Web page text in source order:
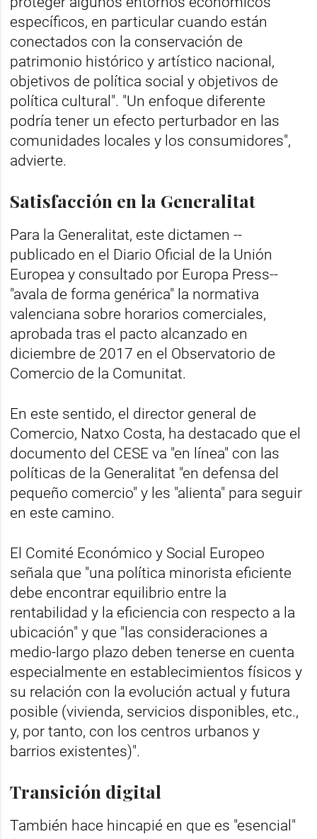
específicos, en particular cuando están
conectados con la conservación de
patrimonio histórico y artístico nacional,
objetivos de política social y objetivos de
política cultural". "Un enfoque diferente
podría tener un efecto perturbador en las
comunidades locales y los consumidores",
advierte.
Satisfacción en la Generalitat
Para la Generalitat, este dictamen --
publicado en el Diario Oficial de la Unión
Europea y consultado por Europa Press--
"avala de forma genérica" la normativa
valenciana sobre horarios comerciales,
aprobada tras el pacto alcanzado en
diciembre de 2017 en el Observatorio de
Comercio de la Comunitat.
En este sentido, el director general de
Comercio, Natxo Costa, ha destacado que el
documento del CESE va "en línea" con las
políticas de la Generalitat "en defensa del
pequeño comercio" y les "alienta" para seguir
en este camino.
El Comité Económico y Social Europeo
señala que "una política minorista eficiente
debe encontrar equilibrio entre la
rentabilidad y la eficiencia con respecto a la
ubicación" y que "las consideraciones a
medio-largo plazo deben tenerse en cuenta
especialmente en establecimientos físicos y
su relación con la evolución actual y futura
posible (vivienda, servicios disponibles, etc.,
y, por tanto, con los centros urbanos y
barrios existentes)".
Transición digital
También hace hincapié en que es "esencial"